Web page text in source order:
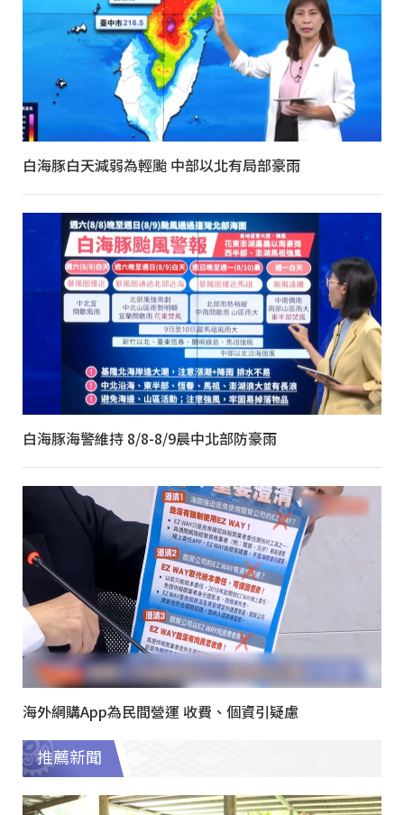
白海豚白天減弱為輕颱 中部以北有局部豪雨
白海豚海警維持 8/8-8/9晨中北部防豪雨
海外網購App為民間營運 收費、個資引疑慮
推薦新聞